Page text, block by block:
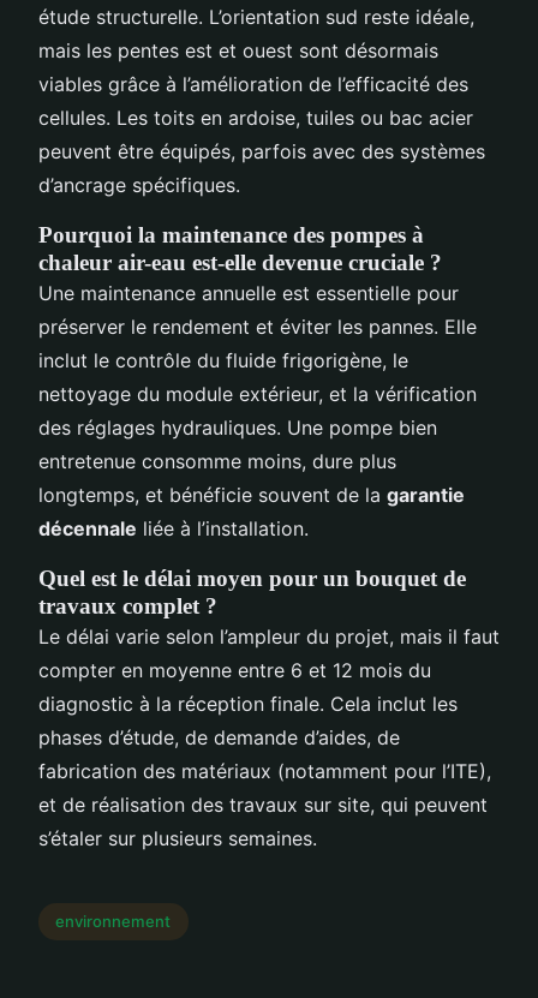
étude structurelle. L’orientation sud reste idéale,
mais les pentes est et ouest sont désormais
viables grâce à l’amélioration de l’efficacité des
cellules. Les toits en ardoise, tuiles ou bac acier
peuvent être équipés, parfois avec des systèmes
d’ancrage spécifiques.
Pourquoi la maintenance des pompes à
chaleur air-eau est-elle devenue cruciale ?
Une maintenance annuelle est essentielle pour
préserver le rendement et éviter les pannes. Elle
inclut le contrôle du fluide frigorigène, le
nettoyage du module extérieur, et la vérification
des réglages hydrauliques. Une pompe bien
entretenue consomme moins, dure plus
longtemps, et bénéficie souvent de la garantie
décennale liée à l’installation.
Quel est le délai moyen pour un bouquet de
travaux complet ?
Le délai varie selon l’ampleur du projet, mais il faut
compter en moyenne entre 6 et 12 mois du
diagnostic à la réception finale. Cela inclut les
phases d’étude, de demande d’aides, de
fabrication des matériaux (notamment pour l’ITE),
et de réalisation des travaux sur site, qui peuvent
s’étaler sur plusieurs semaines.
environnement